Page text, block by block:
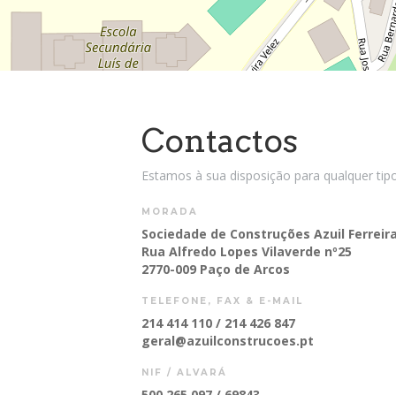
Contactos
Estamos à sua disposição para qualquer
MORADA
Sociedade de Construções Azuil
Rua Alfredo Lopes Vilaverde nº25
2770-009 Paço de Arcos
TELEFONE, FAX & E-MAIL
214 414 110 / 214 426 847
geral@azuilconstrucoes.pt
NIF / ALVARÁ